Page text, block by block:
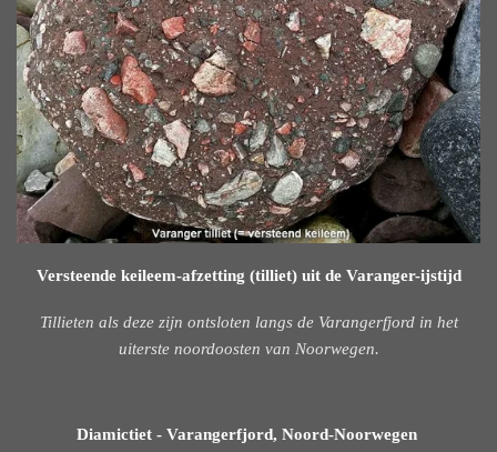
Versteende keileem-afzetting (tilliet) uit de Varanger-ijstijd
Tillieten als deze zijn ontsloten langs de Varangerfjord in het
uiterste noordoosten van Noorwegen.
Diamictiet - Varangerfjord, Noord-Noorwegen